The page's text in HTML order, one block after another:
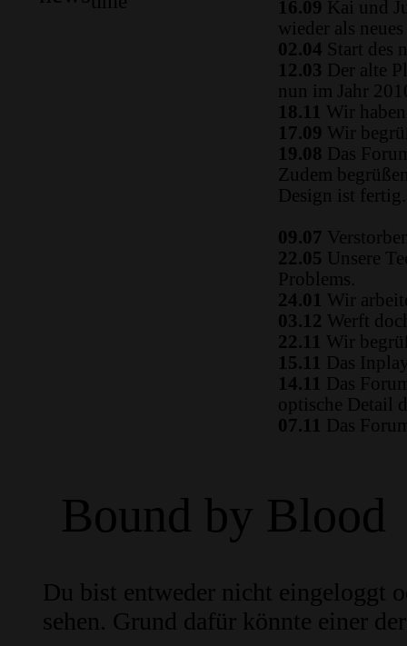
16.09 Kai und
wieder als
02.04 Start des
12.03 Der alte
nun im Jahr
18.11 Wir
17.09 Wir
19.08 Das
Zudem
Design ist fertig.
09.07
22.05 Unsere
Problems.
24.01 Wir
03.12 Werft
22.11 Wir
15.11 Das
14.11 Das
optische Detail
07.11 Das
Bound by Blood
Du bist entweder nicht eingeloggt
sehen. Grund dafür könnte einer